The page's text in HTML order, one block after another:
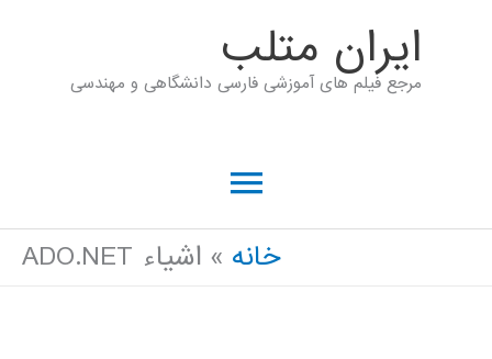
ايران متلب
مرجع فیلم های آموزشی فارسی دانشگاهی و مهندسی
فهرست
اصلی
خانه اشیاء ADO.NET